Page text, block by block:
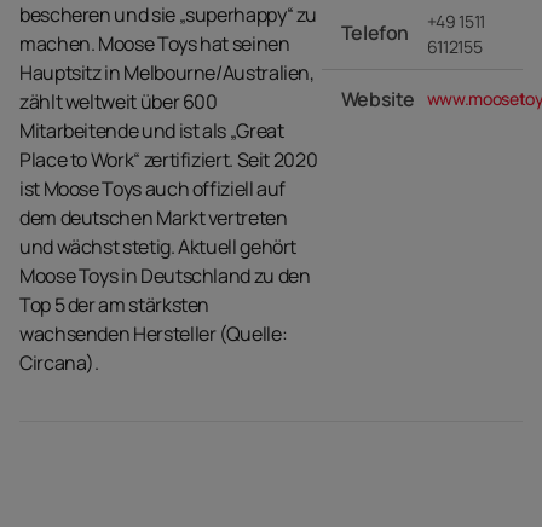
bescheren und sie „superhappy“ zu
machen. Moose Toys hat seinen
Hauptsitz in Melbourne/Australien,
zählt weltweit über 600
Mitarbeitende und ist als „Great
Place to Work“ zertifiziert. Seit 2020
ist Moose Toys auch offiziell auf
dem deutschen Markt vertreten
und wächst stetig. Aktuell gehört
Moose Toys in Deutschland zu den
Top 5 der am stärksten
wachsenden Hersteller (Quelle:
Circana).
Telefon
+49 1511
6112155
Website